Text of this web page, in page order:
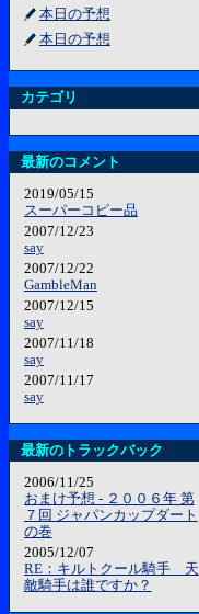
本日の予想
本日の予想
カテゴリ
最新のコメント
2019/05/15
スーパーコピー品
2007/12/23
say
2007/12/22
GambleMan
2007/12/15
say
2007/11/18
say
2007/11/17
say
最新のトラックバック
2006/11/25
おまけ予想 - ２００６年 第
７回 ジャパンカップダート
の巻
2005/12/07
RE：キルトクール騎手 天
敵騎手は誰ですか？